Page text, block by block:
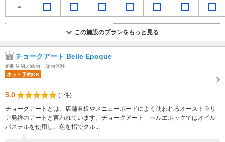
この施設のプランをもっと見る
チョークアート Belle Epoque
迫町佐沼／絵画・版画体験
ネット予約OK
5.0
(1件)
チョークアートとは、店舗看板やメニューボードによく使われるオーストラリ
ア発祥のアートと言われています。チョークアート ベルエポックではオイル
パステルを使用し、色を指でクル...